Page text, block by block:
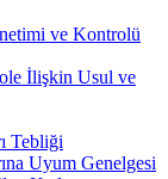
ve Kontrolü
İlişkin Usul ve
Tebliği
Uyum Genelgesi